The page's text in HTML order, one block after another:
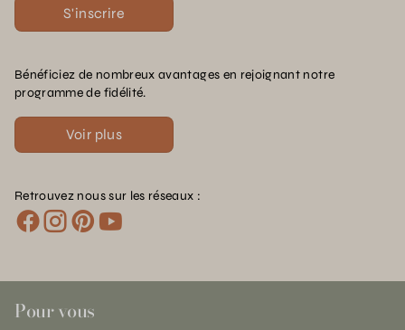
S'inscrire
Bénéficiez de nombreux avantages en rejoignant notre
programme de fidélité.
Voir plus
Retrouvez nous sur les réseaux :
Pour vous